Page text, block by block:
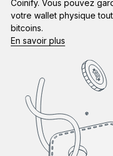
COLORIS
Ledger
Solution à
Découvrir
Coinify. Vous pouvez
votre wallet physique
bitcoins.
En savoir plus